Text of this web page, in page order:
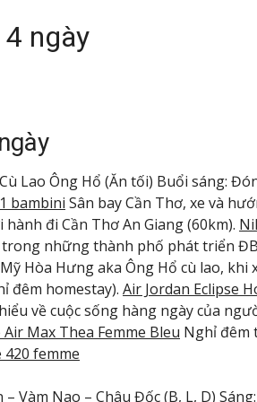
ngày
Lao Ông Hổ (Ăn tối) Buổi sáng:
bambini Sân bay Cần Thơ, xe và
đi Cần Thơ An Giang (60km).
những thành phố phát triển
Hòa Hưng aka Ông Hổ cù lao, khi
đêm homestay). Air Jordan Eclipse
về cuộc sống hàng ngày của
Max Thea Femme Bleu Nghỉ đêm
420 femme
Vàm Nao – Châu Đốc (B, L, D)